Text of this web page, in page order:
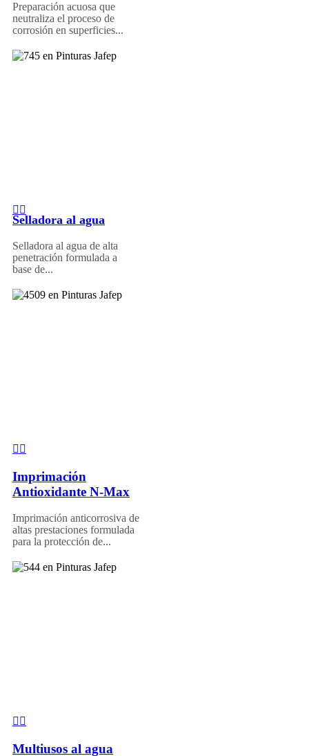
Preparación acuosa que
neutraliza el proceso de
corrosión en superficies...
Selladora al agua
Selladora al agua de alta
penetración formulada a
base de...
Imprimación
Antioxidante N-Max
Imprimación anticorrosiva de
altas prestaciones formulada
para la protección de...
Multiusos al agua